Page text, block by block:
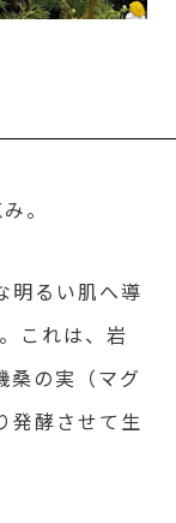
。
明るい肌へ導
これは、岩
桑の実（マグ
発酵させて生